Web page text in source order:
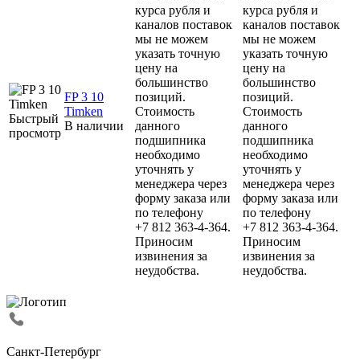
Быстрый
просмотр
FP 3 10
Timken
В наличии
курса рубля и
каналов поставок
мы не можем
указать точную
цену на
большинство
позиций.
Стоимость
данного
подшипника
необходимо
уточнять у
менеджера через
форму заказа или
по телефону
+7 812 363-4-364.
Приносим
извинения за
неудобства.
курса рубля и
каналов поставок
мы не можем
указать точную
цену на
большинство
позиций.
Стоимость
данного
подшипника
необходимо
уточнять у
менеджера через
форму заказа или
по телефону
+7 812 363-4-364.
Приносим
извинения за
неудобства.
Санкт-Петербург